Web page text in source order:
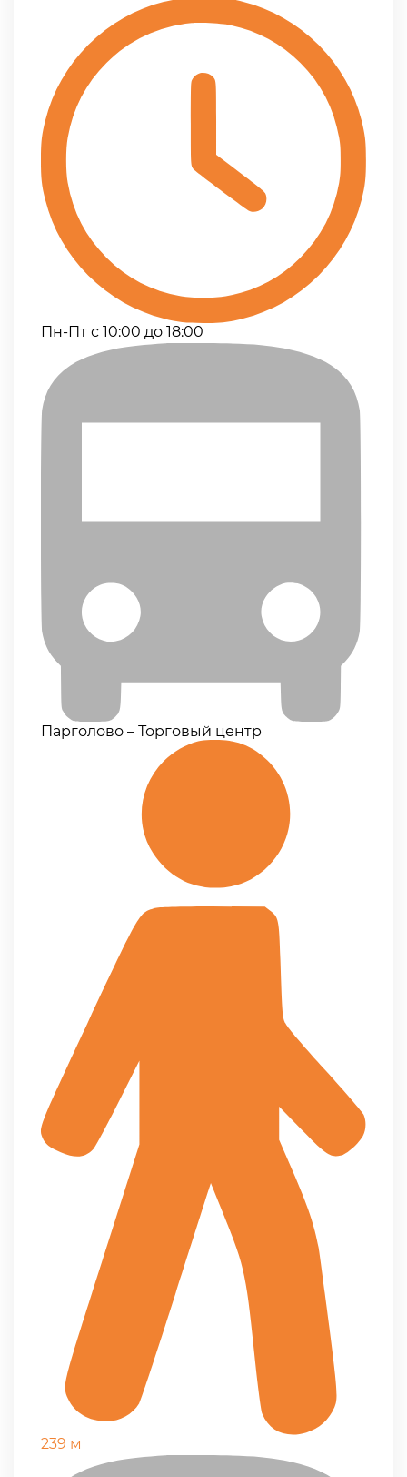
Пн-Пт с 10:00 до 18:00
Парголово – Торговый центр
239 м